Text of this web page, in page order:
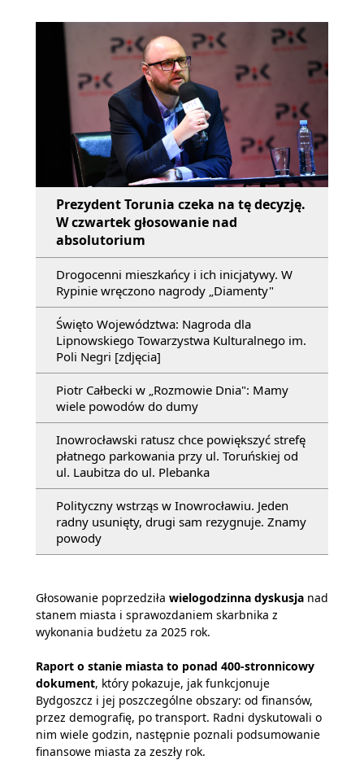
Prezydent Torunia czeka na tę decyzję.
W czwartek głosowanie nad
absolutorium
Drogocenni mieszkańcy i ich inicjatywy. W
Rypinie wręczono nagrody „Diamenty"
Święto Województwa: Nagroda dla
Lipnowskiego Towarzystwa Kulturalnego im.
Poli Negri [zdjęcia]
Piotr Całbecki w „Rozmowie Dnia": Mamy
wiele powodów do dumy
Inowrocławski ratusz chce powiększyć strefę
płatnego parkowania przy ul. Toruńskiej od
ul. Laubitza do ul. Plebanka
Polityczny wstrząs w Inowrocławiu. Jeden
radny usunięty, drugi sam rezygnuje. Znamy
powody
Głosowanie poprzedziła wielogodzinna dyskusja nad
stanem miasta i sprawozdaniem skarbnika z
wykonania budżetu za 2025 rok.
Raport o stanie miasta to ponad 400-stronnicowy
dokument, który pokazuje, jak funkcjonuje
Bydgoszcz i jej poszczególne obszary: od finansów,
przez demografię, po transport. Radni dyskutowali o
nim wiele godzin, następnie poznali podsumowanie
finansowe miasta za zeszły rok.